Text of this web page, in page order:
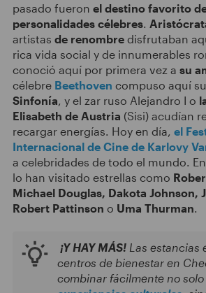
pasado fueron el destino favorito
personalidades célebres
artistas de renombre disfrutaban
rica vida social y de innumerables
conoció aquí por primera vez a su
célebre Beethoven compuso aquí su
Sinfonía , y el zar ruso Alejandro I o
Elisabeth de Austria (Sisi) acudían
recargar energías. Hoy en día, el
Internacional de Cine de Karlovy
a celebridades de todo el mundo.
lo han visitado estrellas como
Michael Douglas, Dakota Johnson,
Robert Pattinson o Uma Thurman
¡Y HAY MÁS! Las estancias
centros de bienestar en
combinar fácilmente no solo